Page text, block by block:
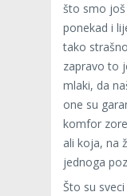
što smo još
ponekad i
tako
zapravo to
mlaki, da
one su
komfor
ali koja, na
jednoga
Što su